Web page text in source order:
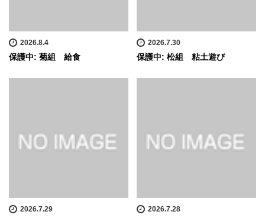
2026.8.4
保護中: 菊組 給食
2026.7.30
保護中: 松組 粘土遊び
2026.7.29 2026.7.28